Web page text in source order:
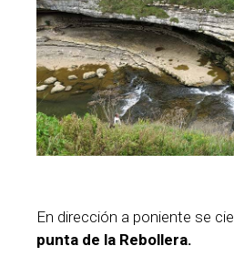
En dirección a poniente se
punta de la Rebollera.